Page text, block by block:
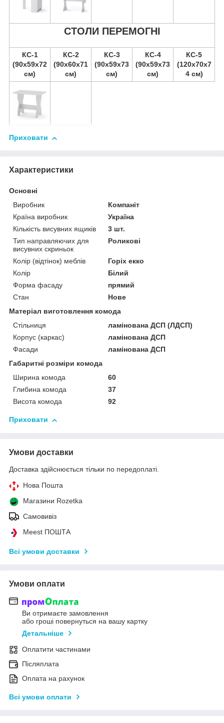
СТОЛИ ПЕРЕМОГНІ
КС-1
(90х59х72
см)
КС-2
(90х60х71
см)
КС-3
(90х59х73
см)
КС-4
(90х59х73
см)
КС-5
(120х70х7
4 см)
Приховати
Характеристики
Основні
Виробник
Компаніт
Країна виробник
Україна
Кількість висувних ящиків
3 шт.
Тип направляючих для
висувних скриньок
Роликові
Колір (відтінок) меблів
Горіх екко
Колір
Білий
Форма фасаду
прямий
Стан
Нове
Матеріал виготовлення комода
Стільниця
ламінована ДСП (ЛДСП)
Корпус (каркас)
ламінована ДСП
Фасади
ламінована ДСП
Габаритні розміри комода
Ширина комода
60
Глибина комода
37
Висота комода
92
Приховати
Умови доставки
Доставка здійснюється тільки по передоплаті.
Нова Пошта
Магазини Rozetka
Самовивіз
Meest ПОШТА
Всі умови доставки
Умови оплати
Ви отримаєте замовлення
або гроші повернуться на вашу картку
Детальніше
Оплатити частинами
Післяплата
Оплата на рахунок
Всі умови оплати